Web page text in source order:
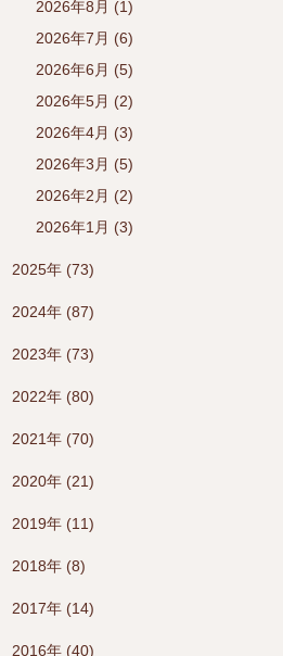
2026年8月 (1)
2026年7月 (6)
2026年6月 (5)
2026年5月 (2)
2026年4月 (3)
2026年3月 (5)
2026年2月 (2)
2026年1月 (3)
2025年 (73)
2024年 (87)
2023年 (73)
2022年 (80)
2021年 (70)
2020年 (21)
2019年 (11)
2018年 (8)
2017年 (14)
2016年 (40)